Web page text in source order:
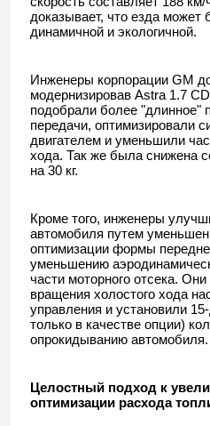
доказывает, что езда может
динамичной и экологичной.
Инженеры корпорации GM
модернизировав Astra 1.7
подобрали более "длинное"
передачи, оптимизировали
двигателем и уменьшили
хода. Так же была снижена
на 30 кг.
Кроме того, инженеры
автомобиля путем
оптимизации формы
уменьшению
части моторного отсека.
вращения холостого хода
управления и установили
только в качестве опции)
опрокидыванию автомобиля.
Целостный подход к
оптимизации расхода